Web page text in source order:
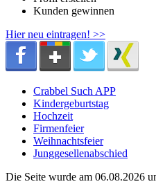
Kunden gewinnen
Hier neu eintragen! >>
Crabbel Such APP
Kindergeburtstag
Hochzeit
Firmenfeier
Weihnachtsfeier
Junggesellenabschied
Die Seite wurde am 06.08.2026